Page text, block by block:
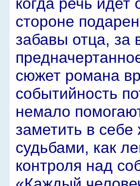
стороне
забавы отца,
сюжет романа
событийность
немало
заметить в
судьбами, как
контроля над